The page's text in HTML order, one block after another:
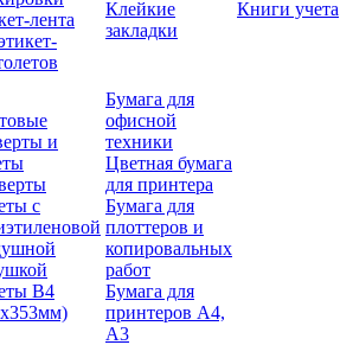
лента
Клейкие
закладки
Книги учета
и
с
В4
Бумага для
офисной
техники
Цветная бумага
для принтера
Бумага для
плоттеров и
копировальных
работ
Бумага для
принтеров А4,
А3